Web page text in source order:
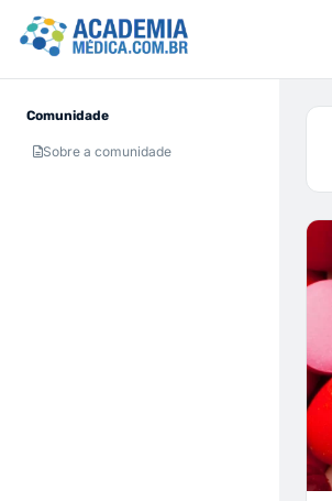
Comunidade
Sobre a comunidade